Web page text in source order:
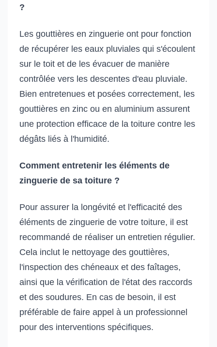
?
Les gouttières en zinguerie ont pour fonction
de récupérer les eaux pluviales qui s'écoulent
sur le toit et de les évacuer de manière
contrôlée vers les descentes d'eau pluviale.
Bien entretenues et posées correctement, les
gouttières en zinc ou en aluminium assurent
une protection efficace de la toiture contre les
dégâts liés à l'humidité.
Comment entretenir les éléments de
zinguerie de sa toiture ?
Pour assurer la longévité et l'efficacité des
éléments de zinguerie de votre toiture, il est
recommandé de réaliser un entretien régulier.
Cela inclut le nettoyage des gouttières,
l'inspection des chéneaux et des faîtages,
ainsi que la vérification de l'état des raccords
et des soudures. En cas de besoin, il est
préférable de faire appel à un professionnel
pour des interventions spécifiques.